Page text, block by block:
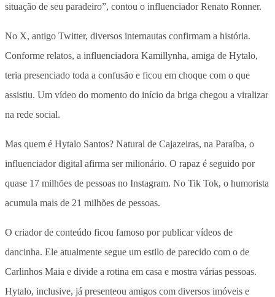
situação de seu paradeiro”, contou o influenciador Renato Ronner.
No X, antigo Twitter, diversos internautas confirmam a história.
Conforme relatos, a influenciadora Kamillynha, amiga de Hytalo,
teria presenciado toda a confusão e ficou em choque com o que
assistiu. Um vídeo do momento do início da briga chegou a viralizar
na rede social.
Mas quem é Hytalo Santos? Natural de Cajazeiras, na Paraíba, o
influenciador digital afirma ser milionário. O rapaz é seguido por
quase 17 milhões de pessoas no Instagram. No Tik Tok, o humorista
acumula mais de 21 milhões de pessoas.
O criador de conteúdo ficou famoso por publicar vídeos de
dancinha. Ele atualmente segue um estilo de parecido com o de
Carlinhos Maia e divide a rotina em casa e mostra várias pessoas.
Hytalo, inclusive, já presenteou amigos com diversos imóveis e